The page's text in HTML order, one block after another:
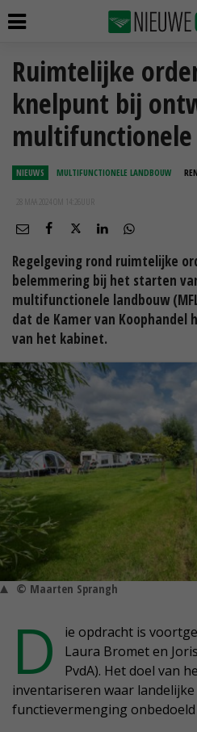
Ruimtelijke
knelpunt bij
NIEUWS MULTIFUNCTIONELE LANDBOUW
28 MAA 2024 OM 14:26
Regelgeving rond ruimtelijke
belemmering bij het starten
multifunctionele landbouw
dat de Kamer van Koophandel
van het kabinet.
© Maarten Sprangh
D
ie opdracht is
Laura Bromet en
PvdA). Het doel van
inventariseren waar
functievermenging